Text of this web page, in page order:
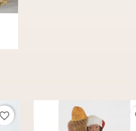
favorite_border